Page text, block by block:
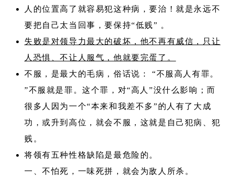
人的位置高了就容易犯这种病，要治！就是永远不
要把自己太当回事，要保持“低贱” 。
失败是对领导力最大的破坏，他不再有威信，只让
人恐惧、不让人服气，他就要完蛋了。
不服，是最大的毛病，俗话说： “不服高人有罪。
”不服就是罪。这个罪，对“高人”没什么影响；而
很多人因为一个“本来和我差不多”的人有了大成
功，或升到高位，就会不服，这就是自己犯病、犯
贱。
将领有五种性格缺陷是最危险的。
一、不怕死，一味死拼，就会为敌人所杀。